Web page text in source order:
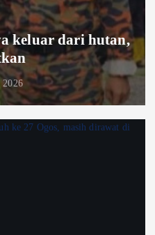
keluar dari hutan,
2026